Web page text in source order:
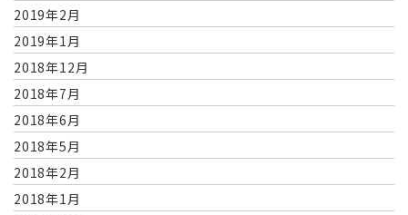
2019年2月
2019年1月
2018年12月
2018年7月
2018年6月
2018年5月
2018年2月
2018年1月